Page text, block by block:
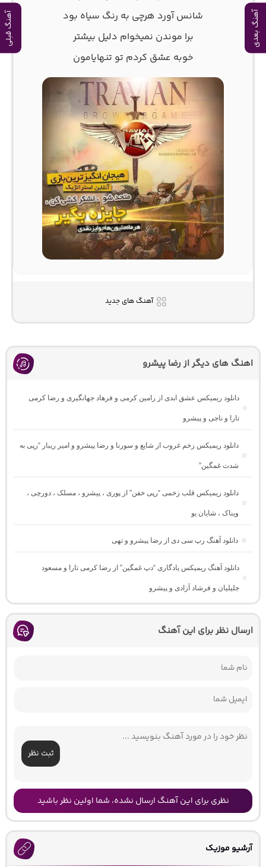
آهنگ بعدی آهنگ قبلی
شانس آورد هرچی به رنگ سیاه بود
برا موندن نمیخوام دلیل بیشتر
خوبه عشق کردم تو تنهایامون
آهنگ های جدید
اهنگ های دیگر از رضا پیشرو
دانلود ریمیکس عشق ابدی از رامین کرمی و فرهاد جهانگیری و رضا کرمی
تارا و ناجی و پیشرو
دانلود ریمیکس زخم غروب از شایع و سورنا و رضا پیشرو و امیر ریبار “رپی به
شدت غمگین”
دانلود ریمیکس قلب زخمی “رپی خفن” از پوری ، پیشرو ، مسلک ، دورچی ،
ویناک ، شایان یو
دانلود آهنگ رپ سی دی از رضا پیشرو و تهی
دانلود آهنگ ریمیکس یادگاری “دپ غمگین” از رضا کرمی تارا و مسعود
جلیلیان و فرشاد آزادی و پیشرو
ارسال نظر برای این آهنگ
ثبت نظر
نظری برای این آهنگ ارسال نشده، شما اولین نظر باشید
آرشیو موزیک